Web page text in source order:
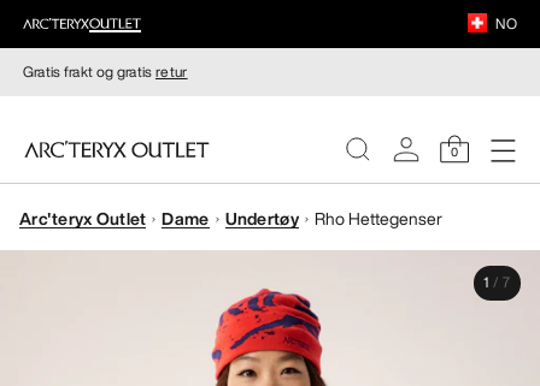
NO
Gratis frakt og gratisretur
0
DAMER
Arc'teryx Outlet Dame Undertøy Rho Hettegenser
1 / 7